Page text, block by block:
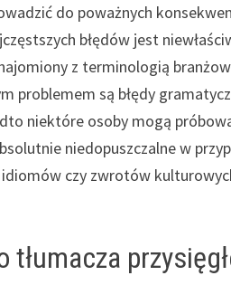
do poważnych
błędów jest
z terminologią
problemem są błędy
niektóre osoby mogą
niedopuszczalne w
czy zwrotów